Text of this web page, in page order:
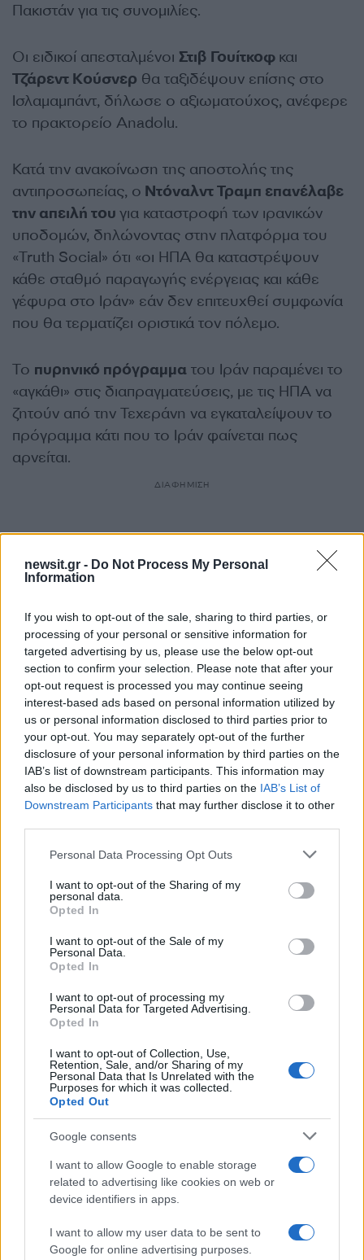
newsit.gr - Do Not Process My Personal
Information
If you wish to opt-out of the sale, sharing to third parties, or
processing of your personal or sensitive information for
targeted advertising by us, please use the below opt-out
section to confirm your selection. Please note that after your
opt-out request is processed you may continue seeing
interest-based ads based on personal information utilized by
us or personal information disclosed to third parties prior to
your opt-out. You may separately opt-out of the further
disclosure of your personal information by third parties on the
IAB’s list of downstream participants. This information may
also be disclosed by us to third parties on the IAB’s List of
Downstream Participants that may further disclose it to other
Please note that this website/app uses one or more Google
not limited to your visit or usage behaviour. You may click to
grant or deny consent to Google and its third-party tags to
use your data for below specified purposes in below Google
consent section.
Personal Data Processing Opt Outs
I want to opt-out of the Sharing of my
personal data.
Opted In
I want to opt-out of the Sale of my
Personal Data.
Opted In
I want to opt-out of processing my
Personal Data for Targeted Advertising.
Opted In
I want to opt-out of Collection, Use,
Retention, Sale, and/or Sharing of my
Personal Data that Is Unrelated with the
Purposes for which it was collected.
Opted Out
Google consents
I want to allow Google to enable storage
related to advertising like cookies on web or
device identifiers in apps.
I want to allow my user data to be sent to
Google for online advertising purposes.
Πακιστάν για τις συνομιλίες.
Οι ειδικοί απεσταλμένοι Στιβ Γουίτκοφ και
Τζάρεντ Κούσνερ θα ταξιδέψουν επίσης στο
Ισλαμαμπάντ, δήλωσε ο αξιωματούχος, ανέφερε
το πρακτορείο Anadolu.
Κατά την ανακοίνωση της αποστολής της
αντιπροσωπείας, ο Ντόναλντ Τραμπ επανέλαβε
την απειλή του για καταστροφή των ιρανικών
υποδομών, δηλώνοντας στην πλατφόρμα του
«Truth Social» ότι «οι ΗΠΑ θα καταστρέψουν
κάθε σταθμό παραγωγής ενέργειας και κάθε
γέφυρα στο Ιράν» εάν δεν επιτευχθεί συμφωνία
που θα τερματίζει οριστικά τον πόλεμο.
Το πυρηνικό πρόγραμμα του Ιράν παραμένει το
«αγκάθι» στις διαπραγματεύσεις, με τις ΗΠΑ να
ζητούν από την Τεχεράνη να εγκαταλείψουν το
πρόγραμμα κάτι που το Ιράν φαίνεται πως
αρνείται.
ΔΙΑΦΗΜΙΣΗ
Σχόλια
Σχολίασε εδώ
Αν τα χάσατε
Τραγωδία στην Πάρο:
σε πισίνα
από την
φωτιά στην
θαλάσσης